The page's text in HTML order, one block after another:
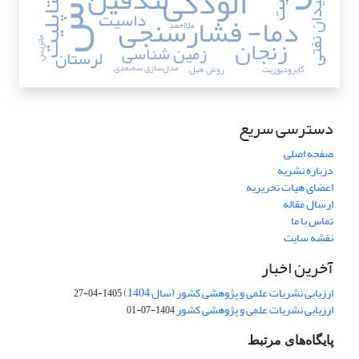
دما- فشارسنجی
متاپلیت زنجان میدان نفتی زمین شناسی
داسیت
لرستان مدل‌سازی سه‌بعدی گابرودیوریت
ماتریس
ملا‌احمد
روش هیل
دسترسی سریع
صفحه اصلی
درباره نشریه
اعضای هیات تحریریه
ارسال مقاله
تماس با ما
نقشه سایت
آخرین اخبار
ارزیابی نشریات علمی و پژوهشی کشور (سال 1404) 1405-04-27
ارزیابی نشریات علمی و پژوهشی کشور1404-07-01
پایگاه‌های مرتبط